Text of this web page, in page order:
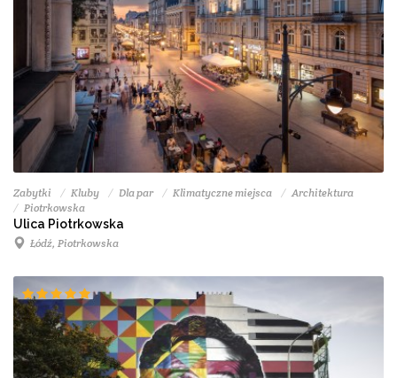
Zabytki Kluby Dla par Klimatyczne miejsca
Architektura
Piotrkowska
Ulica Piotrkowska
Łódź, Piotrkowska